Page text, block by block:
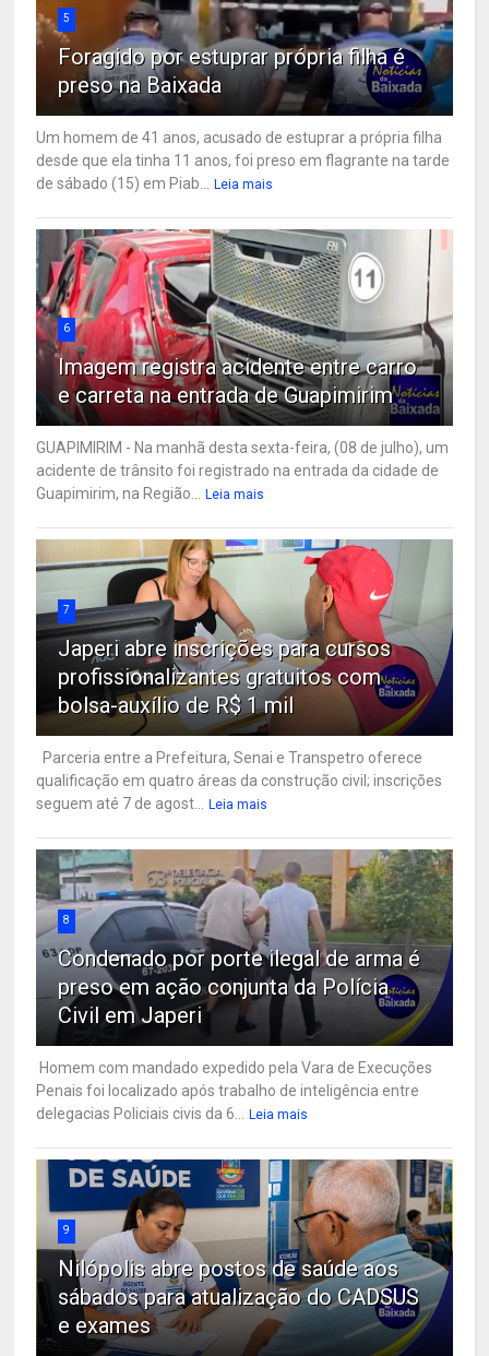
5
Foragido por estuprar própria filha é
preso na Baixada
Um homem de 41 anos, acusado de estuprar a própria filha
desde que ela tinha 11 anos, foi preso em flagrante na tarde
de sábado (15) em Piab... Leia mais
6
Imagem registra acidente entre carro
e carreta na entrada de Guapimirim
GUAPIMIRIM - Na manhã desta sexta-feira, (08 de julho), um
acidente de trânsito foi registrado na entrada da cidade de
Guapimirim, na Região... Leia mais
7
Japeri abre inscrições para cursos
profissionalizantes gratuitos com
bolsa-auxílio de R$ 1 mil
Parceria entre a Prefeitura, Senai e Transpetro oferece
qualificação em quatro áreas da construção civil; inscrições
seguem até 7 de agost... Leia mais
8
Condenado por porte ilegal de arma é
preso em ação conjunta da Polícia
Civil em Japeri
Homem com mandado expedido pela Vara de Execuções
Penais foi localizado após trabalho de inteligência entre
delegacias Policiais civis da 6... Leia mais
9
Nilópolis abre postos de saúde aos
sábados para atualização do CADSUS
e exames